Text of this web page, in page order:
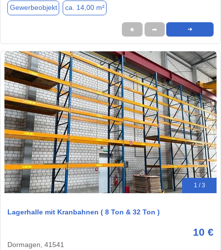
Gewerbeobjekt ca. 14,00 m²
★ ➦ ➜
1 / 3
Lagerhalle mit Kranbahnen ( 8 Ton & 32 Ton )
10 €
Dormagen, 41541